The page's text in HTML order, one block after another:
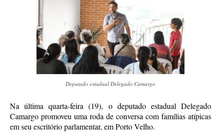
Deputado estadual Delegado Camargo
Na última quarta-feira (19), o deputado estadual Delegado
Camargo promoveu uma roda de conversa com famílias atípicas
em seu escritório parlamentar, em Porto Velho.